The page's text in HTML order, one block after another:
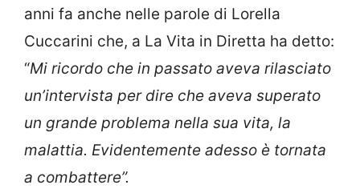
anni fa anche nelle parole di Lorella
Cuccarini che, a La Vita in Diretta ha detto:
“Mi ricordo che in passato aveva rilasciato
un’intervista per dire che aveva superato
un grande problema nella sua vita, la
malattia. Evidentemente adesso è tornata
a combattere”.